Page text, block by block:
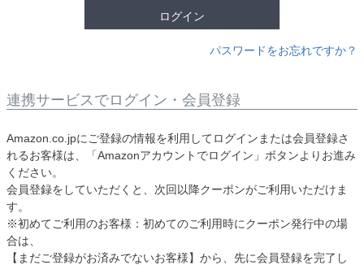
ログイン
パスワードをお忘れですか？
連携サービスでログイン・会員登録
Amazon.co.jpにご登録の情報を利用してログインまたは会員登録さ
れるお客様は、「Amazonアカウントでログイン」ボタンよりお進み
ください。
会員登録をしていただくと、次回以降クーポンがご利用いただけま
す。
※初めてご利用のお客様：初めてのご利用時にクーポン発行中の場
合は、
【まだご登録がお済みでないお客様】から、先に会員登録を完了し